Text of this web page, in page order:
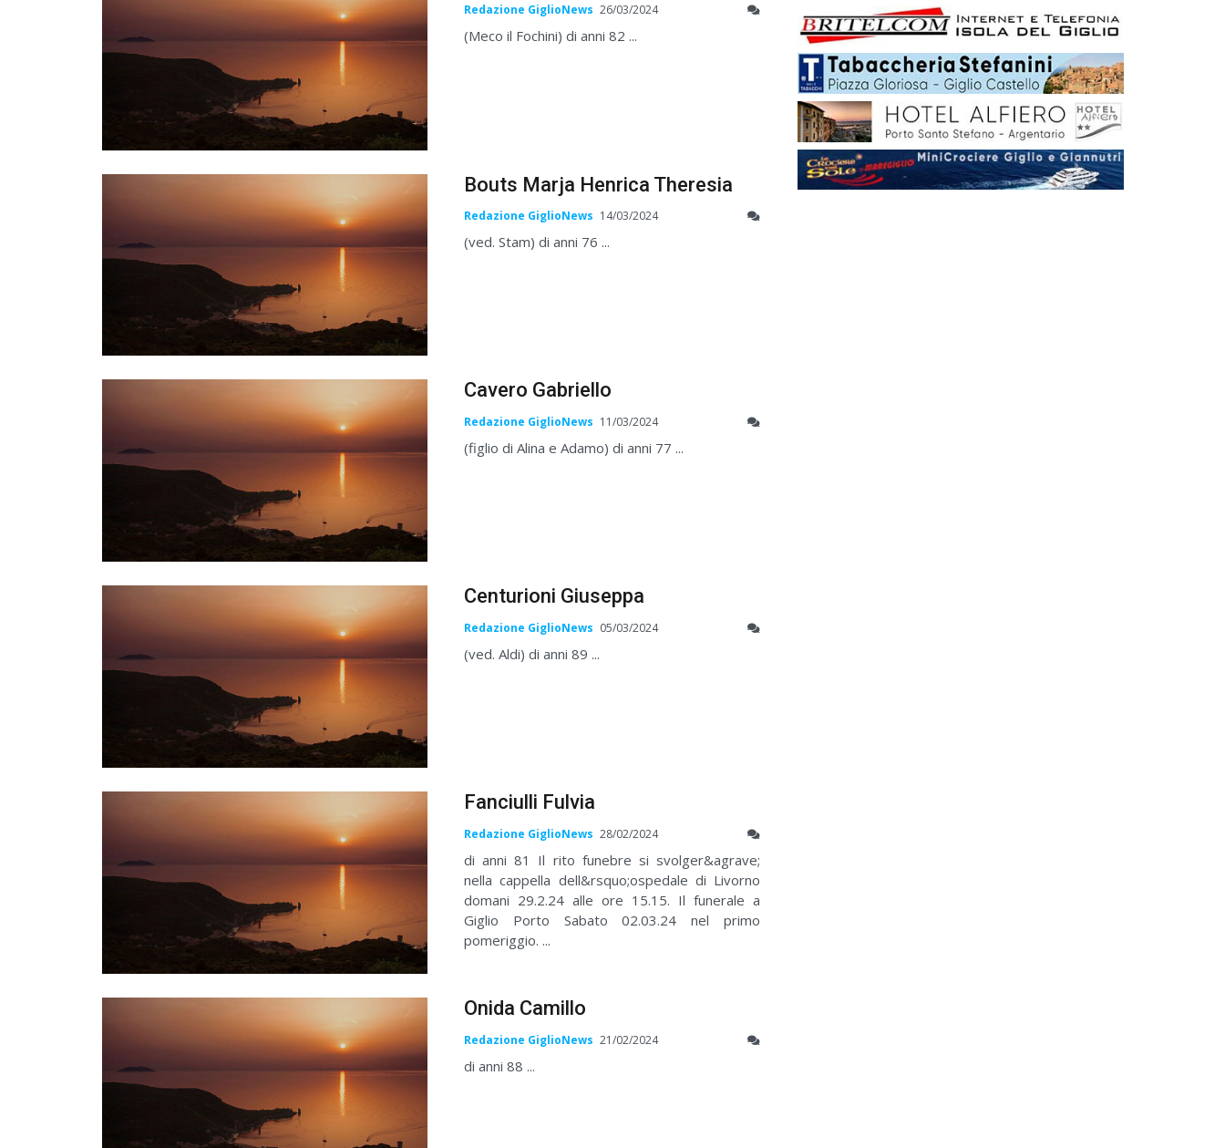
Redazione GiglioNews 26/03/2024
(Meco il Fochini) di anni 82 ...
Bouts Marja Henrica Theresia
Redazione GiglioNews 14/03/2024
(ved. Stam) di anni 76 ...
Cavero Gabriello
Redazione GiglioNews 11/03/2024
(figlio di Alina e Adamo) di anni 77 ...
Centurioni Giuseppa
Redazione GiglioNews 05/03/2024
(ved. Aldi) di anni 89 ...
Fanciulli Fulvia
Redazione GiglioNews 28/02/2024
di anni 81 Il rito funebre si svolger&agrave;
nella cappella dell&rsquo;ospedale di Livorno
domani 29.2.24 alle ore 15.15. Il funerale a
Giglio Porto Sabato 02.03.24 nel primo
pomeriggio. ...
Onida Camillo
Redazione GiglioNews 21/02/2024
di anni 88 ...